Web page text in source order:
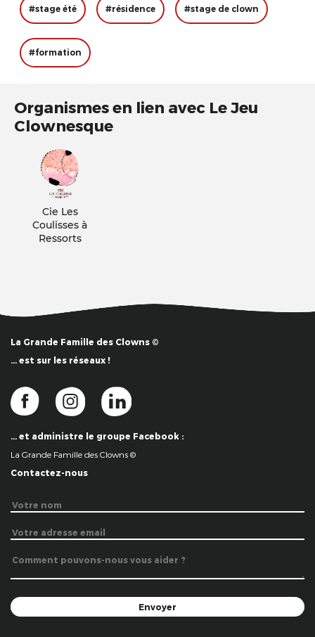
#stage été #résidence #stage de clown
#formation
Organismes en lien avec Le Jeu
Clownesque
Cie Les
Coulisses à
Ressorts
La Grande Famille des Clowns ©
… est sur les réseaux !
… et administre le groupe Facebook :
La Grande Famille des Clowns ©
Contactez-nous